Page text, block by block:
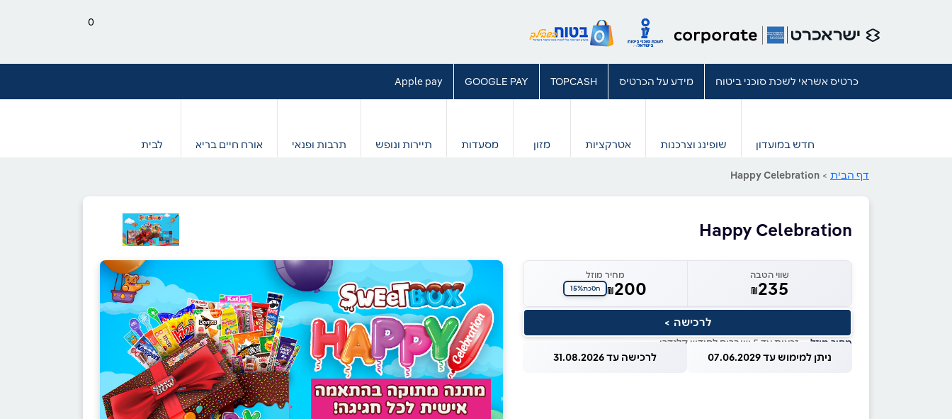
0
כרטיס אשראי לשכת סוכני ביטוח מידע על הכרטיס TOPCASH
GOOGLE PAY
Apple pay
חדש במועדון שופינג וצרכנות אטרקציות מזון מסעדות תיירות ונופש תרבות ופנאי אורח חיים בריא לבית
דף הבית >
Happy Celebration
Happy Celebration
שווי הטבה
₪235
מחיר מוזל
₪200 חסכת15%
לרכישה >
מחיר מוזל — זכאות עד 5 שוברים לחודש קלנדרי
ניתן למימוש עד 07.06.2029 לרכישה עד 31.08.2026